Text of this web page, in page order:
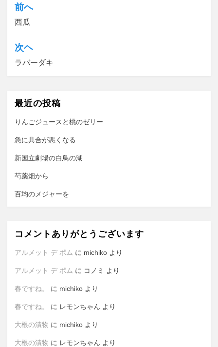
投
稿
ナ
ビ
シ
ョ
ン
前へ
西瓜
次ヘ
ラバーダキ
最近の投稿
りんごジュースと桃のゼリー
急に具合が悪くなる
新国立劇場の白鳥の湖
芍薬畑から
百均のメジャーを
コメントありがとうございます
アルメット デ ポム に michiko より
アルメット デ ポム に コノミ より
春ですね。 に michiko より
春ですね。 に レモンちゃん より
大根の漬物 に michiko より
大根の漬物 に レモンちゃん より